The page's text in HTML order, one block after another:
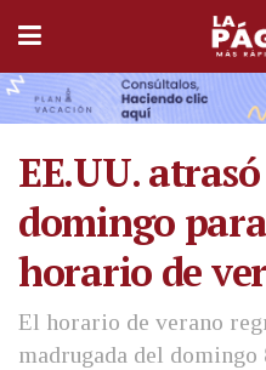
EE.UU.
domingo
horario de
El horario de verano
madrugada del domingo